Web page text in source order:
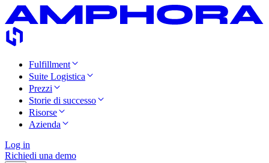
Fulfillment
Suite Logistica
Prezzi
Storie di successo
Risorse
Azienda
Log in
Richiedi una demo